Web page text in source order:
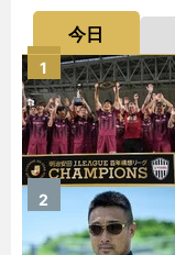
今日
1
2